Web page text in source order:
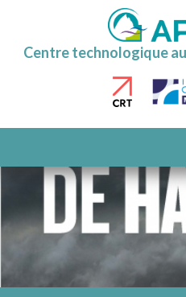
Centre technologique